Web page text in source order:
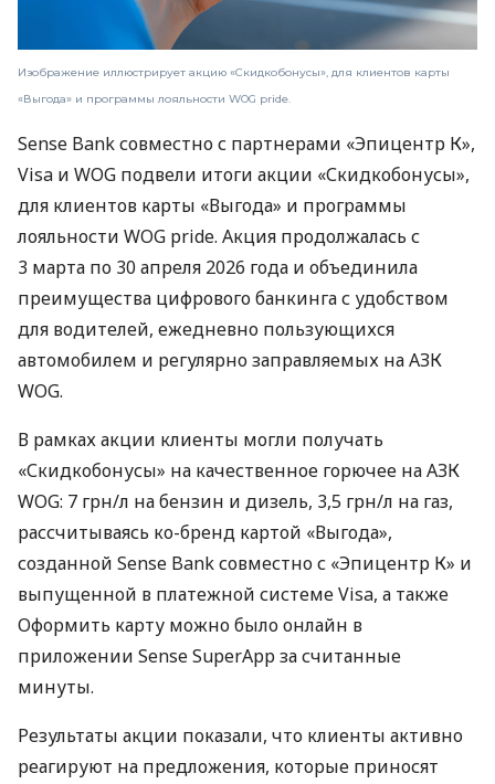
Изображение иллюстрирует акцию «Скидкобонусы», для клиентов карты
«Выгода» и программы лояльности WOG pride.
Sense Bank совместно с партнерами «Эпицентр К»,
Visa и WOG подвели итоги акции «Скидкобонусы»,
для клиентов карты «Выгода» и программы
лояльности WOG pride. Акция продолжалась с
3 марта по 30 апреля 2026 года и объединила
преимущества цифрового банкинга с удобством
для водителей, ежедневно пользующихся
автомобилем и регулярно заправляемых на АЗК
WOG.
В рамках акции клиенты могли получать
«Скидкобонусы» на качественное горючее на АЗК
WOG: 7 грн/л на бензин и дизель, 3,5 грн/л на газ,
рассчитываясь ко-бренд картой «Выгода»,
созданной Sense Bank совместно с «Эпицентр К» и
выпущенной в платежной системе Visa, а также
Оформить карту можно было онлайн в
приложении Sense SuperApp за считанные
минуты.
Результаты акции показали, что клиенты активно
реагируют на предложения, которые приносят